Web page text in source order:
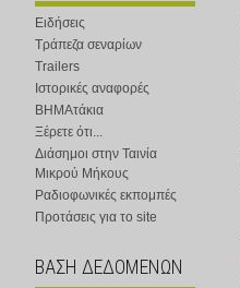
Ειδήσεις
Τράπεζα σεναρίων
Trailers
Ιστορικές αναφορές
ΒΗΜΑτάκια
Ξέρετε ότι...
Διάσημοι στην Ταινία
Μικρού Μήκους
Ραδιοφωνικές εκπομπές
Προτάσεις για το site
ΒΑΣΗ ΔΕΔΟΜΕΝΩΝ